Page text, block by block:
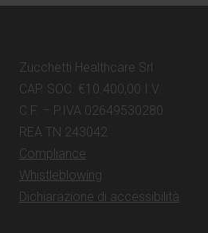
Zucchetti Healthcare Srl
CAP. SOC. €10.400,00 I.V.
C.F. – P.IVA 02649530280
REA TN 243042
Compliance
Whistleblowing
Dichiarazione di accessibilità